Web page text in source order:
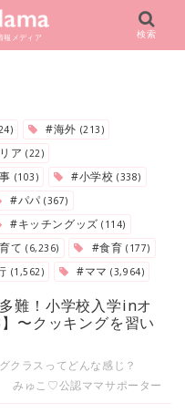
報メディア 検索
#海外 (213)
ア(22)
(103) #小学校 (338)
#パパ(367)
#キッチングッズ(114)
て(6,236) #食育 (177)
(1,562) #ママ(3,964)
難！小学校入学inオ
〜クッキングを習い
クラスってどんな感じ？
みゅこ♡公認ママサポーター